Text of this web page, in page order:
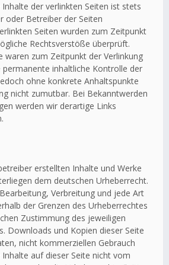
der verlinkten Seiten ist stets
oder Betreiber der Seiten
Seiten wurden zum Zeitpunkt
Rechtsverstöße überprüft.
waren zum Zeitpunkt der Verlinkung
permanente inhaltliche Kontrolle der
ohne konkrete Anhaltspunkte
nicht zumutbar. Bei Bekanntwerden
werden wir derartige Links
erstellten Inhalte und Werke
dem deutschen Urheberrecht.
Verbreitung und jede Art
der Grenzen des Urheberrechtes
Zustimmung des jeweiligen
Downloads und Kopien dieser Seite
nicht kommerziellen Gebrauch
auf dieser Seite nicht vom